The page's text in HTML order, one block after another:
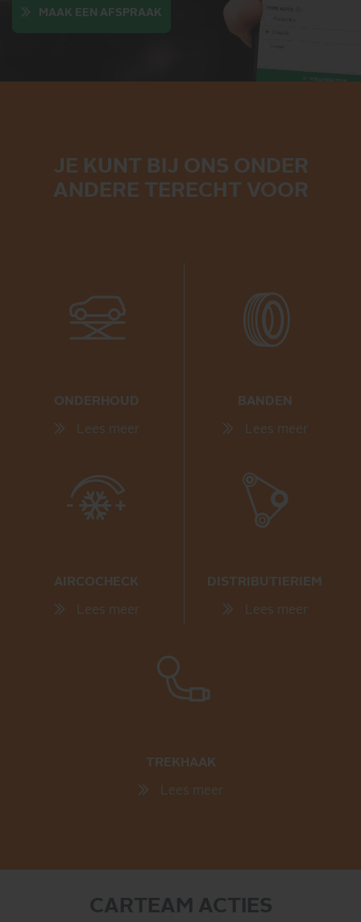
MAAK EEN AFSPRAAK
JE KUNT BIJ ONS ONDER
ANDERE TERECHT VOOR
ONDERHOUD
Lees meer
BANDEN
Lees meer
AIRCOCHECK
Lees meer
DISTRIBUTIERIEM
Lees meer
TREKHAAK
Lees meer
CARTEAM ACTIES